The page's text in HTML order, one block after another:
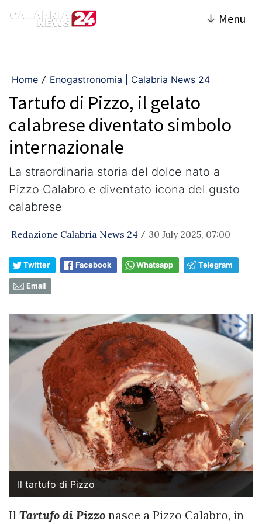
↓ Menu
Home / Enogastronomia | Calabria News 24
Tartufo di Pizzo, il gelato
calabrese diventato simbolo
internazionale
La straordinaria storia del dolce nato a
Pizzo Calabro e diventato icona del gusto
calabrese
Redazione Calabria News 24 / 30 July 2025, 07:00
Twitter Facebook Whatsapp Telegram
Email
Il tartufo di Pizzo
Il Tartufo di Pizzo nasce a Pizzo Calabro, in